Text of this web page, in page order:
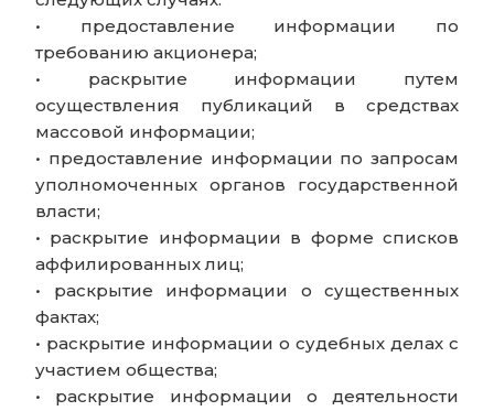
• предоставление информации по
требованию акционера;
• раскрытие информации путем
осуществления публикаций в средствах
массовой информации;
• предоставление информации по запросам
уполномоченных органов государственной
власти;
• раскрытие информации в форме списков
аффилированных лиц;
• раскрытие информации о существенных
фактах;
• раскрытие информации о судебных делах с
участием общества;
• раскрытие информации о деятельности